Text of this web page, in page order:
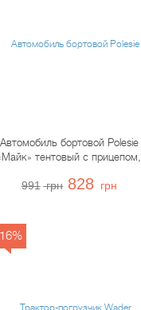
Автомобиль бортовой Polesie
тентовый с прицепом,
991 грн 828 грн